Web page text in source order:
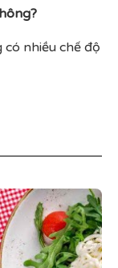
nhiều chế độ